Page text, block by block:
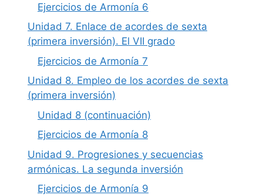
Ejercicios de Armonía 6
Unidad 7. Enlace de acordes de sexta
(primera inversión). El VII grado
Ejercicios de Armonía 7
Unidad 8. Empleo de los acordes de sexta
(primera inversión)
Unidad 8 (continuación)
Ejercicios de Armonía 8
Unidad 9. Progresiones y secuencias
armónicas. La segunda inversión
Ejercicios de Armonía 9